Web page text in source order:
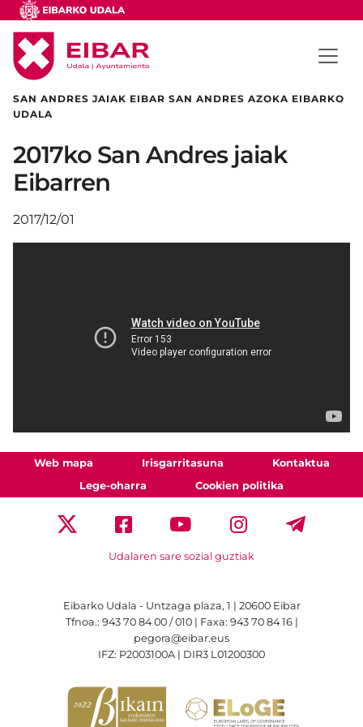
SAN ANDRES JAIAK EIBAR SAN ANDRES AZOKA EIBARKO
UDALA
2017ko San Andres jaiak
Eibarren
2017/12/01
Web mapa Irisgarritasuna
Kontaktua
Lege-oharra
Cookien politika
Udalaren sare sozial guztiak
Eibarko Udala - Untzaga plaza, 1 | 20600 Eibar
Tfnoa.: 943 70 84 00 / 010 | Faxa: 943 70 84 16 |
pegora@eibar.eus
IFZ: P2003100A | DIR3 L01200300